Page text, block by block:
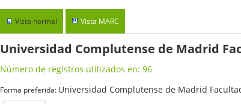
Vista normal Vista MARC
Universidad Complutense de Madrid
Número de registros utilizados en: 96
Forma preferida: Universidad Complutense de Madrid